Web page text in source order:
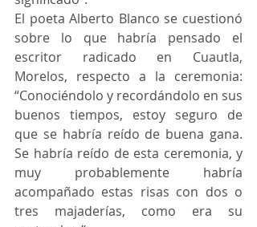
El poeta Alberto Blanco se cuestionó
sobre lo que habría pensado el
escritor radicado en Cuautla,
Morelos, respecto a la ceremonia:
“Conociéndolo y recordándolo en sus
buenos tiempos, estoy seguro de
que se habría reído de buena gana.
Se habría reído de esta ceremonia, y
muy probablemente habría
acompañado estas risas con dos o
tres majaderías, como era su